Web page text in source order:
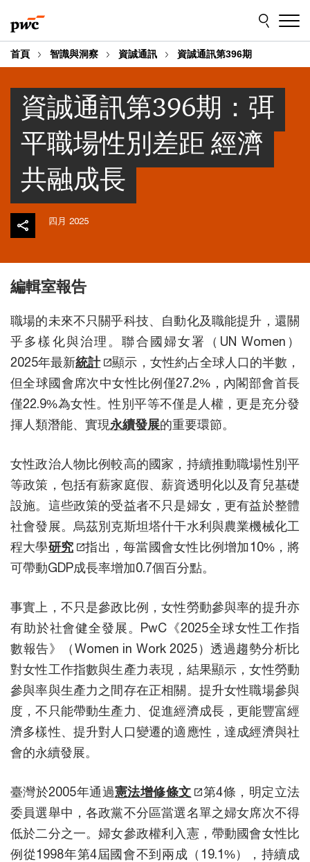
to
content
to
footer
首頁 智識與洞察 資誠通訊 資誠通訊第396期
資誠通訊第396期：弭
平職場性別差距 經濟
共融成長
四月 2025
編輯室報告
職場的未來不只關乎科技、自動化及職能提升，還關
乎多樣化與治理。聯合國婦女署（UN Women）
2025年最新統計
顯示，女性約占全球人口的半數，
但全球國會席次中女性比例僅27.2%，內閣部會首長
僅22.9%為女性。性別平等不僅是人權，更是充分發
揮人類潛能、實現永續發展的重要環節。
女性政治人物比例較高的國家，持續推動職場性別平
等政策，包括有薪家庭假、薪資透明化以及育兒基礎
設施。這些政策的受益者不只是婦女，更有益於整體
社會發展。烏茲別克斯坦塔什干水利與農業機械化工
程大學研究
指出，每當國會女性比例增加10%，將
可帶動GDP成長率增加0.7個百分點。
事實上，不只是參政比例，女性勞動參與率的提升亦
有助於社會健全發展。PwC《2025全球女性工作指
數報告》（Women in Work 2025）透過趨勢分析比
對女性工作指數與生產力表現，結果顯示，女性勞動
參與率與生產力之間存在正相關。提升女性職場參與
度，不只能帶動生產力、促進經濟成長，更能豐富經
濟多樣性、提升對人口變遷的適應性，達成經濟與社
會的永續發展。
臺灣於2005年通過憲法增修條文
第4條，明定立法
委員選舉中，各政黨不分區當選名單之婦女席次不得
低於二分之一。婦女參政權利入憲，帶動國會女性比
例從1998年第4屆國會不到兩成（19.1%），持續成